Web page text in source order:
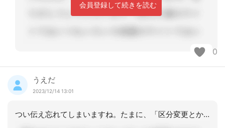
会員登録して続きを読む
0
うえだ
2023/12/14 13:01
つい伝え忘れてしまいますね。たまに、「区分変更とかしてます？」という問い合わせが